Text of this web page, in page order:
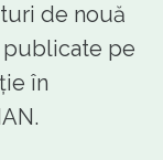
de nouă
pe
în